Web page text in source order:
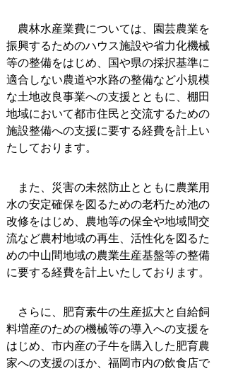
農林水産業費については、園芸農業を
振興するためのハウス施設や省力化機械
等の整備をはじめ、国や県の採択基準に
適合しない農道や水路の整備など小規模
な土地改良事業への支援とともに、棚田
地域において都市住民と交流するための
施設整備への支援に要する経費を計上い
たしております。
また、災害の未然防止とともに農業用
水の安定確保を図るための老朽ため池の
改修をはじめ、農地等の保全や地域間交
流など農村地域の再生、活性化を図るた
めの中山間地域の農業生産基盤等の整備
に要する経費を計上いたしております。
さらに、肥育素牛の生産拡大と自給飼
料増産のための機械等の導入への支援を
はじめ、市内産の子牛を購入した肥育農
家への支援のほか、福岡市内の飲食店で